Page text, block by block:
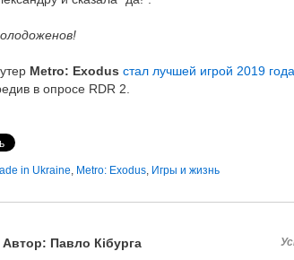
Metro: Exodus стал лучшей игрой 2019 года
в опросе RDR 2.
in Ukraine, Metro: Exodus, Игры и жизнь
Автор: Павло Кібурга